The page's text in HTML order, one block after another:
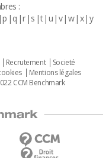
:
p q r s t u v w x y
Recrutement
Societé
Mentions légales
CCM Benchmark